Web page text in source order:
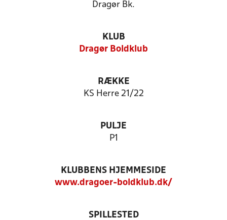
Dragør Bk.
KLUB
Dragør Boldklub
RÆKKE
KS Herre 21/22
PULJE
P1
KLUBBENS HJEMMESIDE
www.dragoer-boldklub.dk/
SPILLESTED